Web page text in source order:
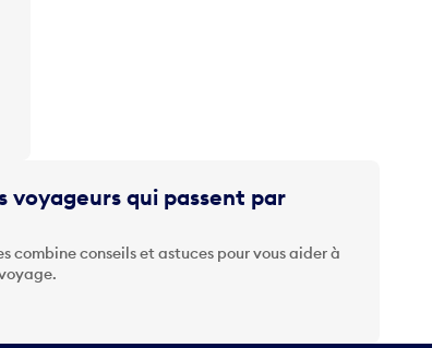
qui passent par
combine conseils et astuces pour vous aider à